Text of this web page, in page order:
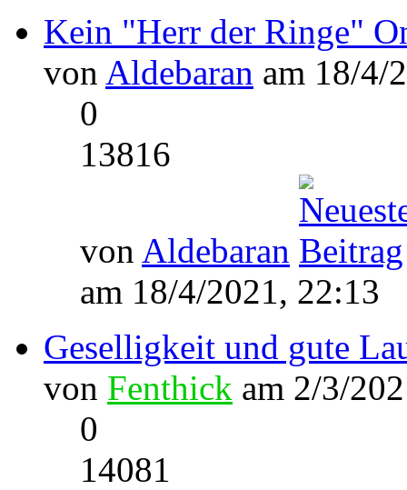
Kein "Herr der Ringe"
von Aldebaran am 18/4/
0
13816
von Aldebaran
am 18/4/2021, 22:13
Geselligkeit und gute
von Fenthick am 2/3/
0
14081